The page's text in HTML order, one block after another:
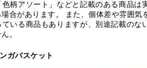
柄アソート」などと記載のある商品は
合があります。 また、個体差や雰囲気
ている商品もありますが、別途記載のな
。
ガバスケット